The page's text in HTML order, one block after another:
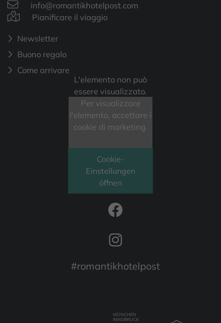
info@romantikhotelpost.com
Pianificare il viaggio
Newsletter
Buono regalo
Come arrivare
L'elemento non può
essere visualizzato.
Per visualizzare
l'elemento, accettare i
cookie di marketing.
Cookie-
Einstellungen
öffnen
FOLLOW US
#romantikhotelpost
MÜNCHEN
INNSBRUCK